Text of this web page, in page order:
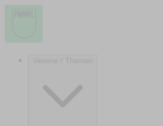
Vereine / Themen